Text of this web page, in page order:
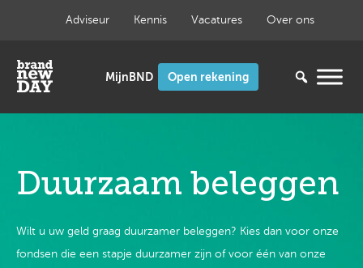
inhoud
Adviseur Kennis Vacatures Over ons
Open rekening
Duurzaam beleggen
Wilt u uw geld graag duurzamer beleggen? Kies dan voor onze
fondsen die een stapje duurzamer zijn of voor één van onze